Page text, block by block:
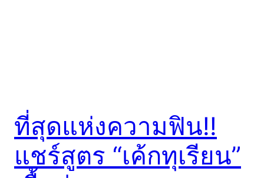
ที่สุดแห่งความฟิน!!
แชร์สูตร “เค้กทุเรียน”